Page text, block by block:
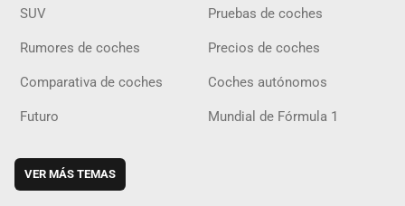
SUV Pruebas de coches
Rumores de coches Precios de coches
Comparativa de coches Coches autónomos
Futuro Mundial de Fórmula 1
VER MÁS TEMAS